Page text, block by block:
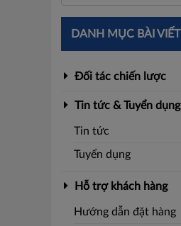
DANH MỤC BÀI VIẾT
Đối tác chiến lược
Tin tức & Tuyển dụng
Tin tức
Tuyển dụng
Hỗ trợ khách hàng
Hướng dẫn đặt hàng